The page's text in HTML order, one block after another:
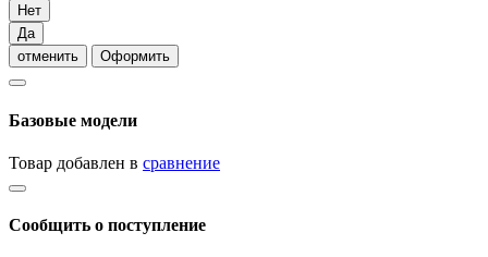
Нет
Да
отменить
Оформить
Базовые модели
Товар добавлен в сравнение
Сообщить о поступление